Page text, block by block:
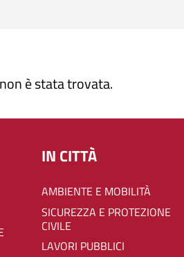
è stata trovata.
IN CITTÀ
AMBIENTE E MOBILITÀ
SICUREZZA E PROTEZIONE
CIVILE
LAVORI PUBBLICI